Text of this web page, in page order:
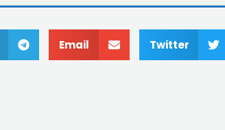
Twitter
Email